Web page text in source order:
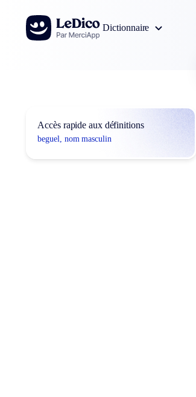
Aller au contenu
Dictionnaire
Accès rapide aux définitions
beguel, nom masculin